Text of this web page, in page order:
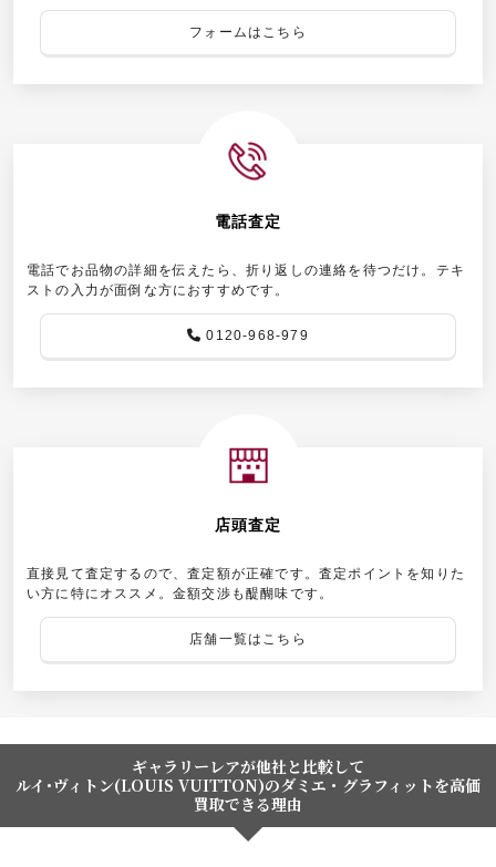
フォームはこちら
電話査定
電話でお品物の詳細を伝えたら、折り返しの連絡を待つだけ。テキ
ストの入力が面倒な方におすすめです。
0120-968-979
店頭査定
直接見て査定するので、査定額が正確です。査定ポイントを知りた
い方に特にオススメ。金額交渉も醍醐味です。
店舗一覧はこちら
ギャラリーレアが他社と比較して
ルイ･ヴィトン(LOUIS VUITTON)のダミエ・グラフィットを高価
買取できる理由